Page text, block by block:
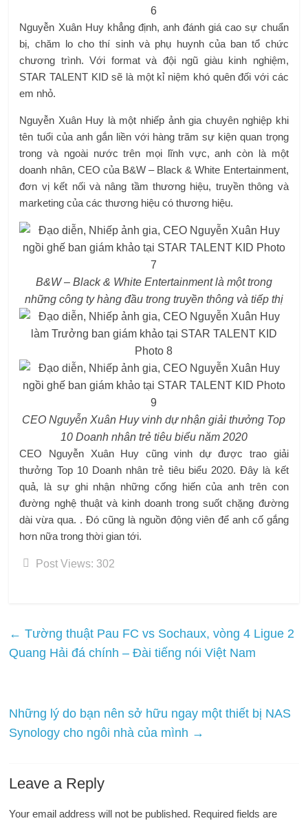
Nguyễn Xuân Huy khẳng định, anh đánh giá cao sự chuẩn
bị, chăm lo cho thí sinh và phụ huynh của ban tổ chức
chương trình. Với format và đội ngũ giàu kinh nghiệm,
STAR TALENT KID sẽ là một kỉ niệm khó quên đối với các
em nhỏ.
Nguyễn Xuân Huy là một nhiếp ảnh gia chuyên nghiệp khi
tên tuổi của anh gắn liền với hàng trăm sự kiện quan trọng
trong và ngoài nước trên mọi lĩnh vực, anh còn là một
doanh nhân, CEO của B&W – Black & White Entertainment,
đơn vị kết nối và nâng tầm thương hiệu, truyền thông và
marketing của các thương hiệu có thương hiệu.
B&W – Black & White Entertainment là một trong
những công ty hàng đầu trong truyền thông và tiếp thị
CEO Nguyễn Xuân Huy vinh dự nhận giải thưởng Top
10 Doanh nhân trẻ tiêu biểu năm 2020
CEO Nguyễn Xuân Huy cũng vinh dự được trao giải
thưởng Top 10 Doanh nhân trẻ tiêu biểu 2020. Đây là kết
quả, là sự ghi nhận những cống hiến của anh trên con
đường nghệ thuật và kinh doanh trong suốt chặng đường
dài vừa qua. . Đó cũng là nguồn động viên để anh cố gắng
hơn nữa trong thời gian tới.
Post Views: 302
← Tường thuật Pau FC vs Sochaux, vòng 4 Ligue 2
Quang Hải đá chính – Đài tiếng nói Việt Nam
Những lý do bạn nên sở hữu ngay một thiết bị NAS
Synology cho ngôi nhà của mình →
Leave a Reply
Your email address will not be published. Required fields are